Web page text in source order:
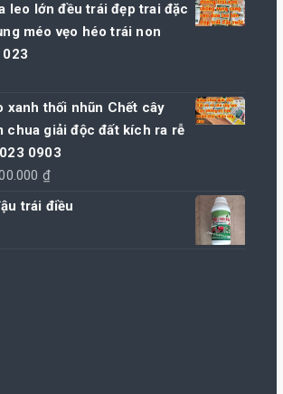
₫.
tại
là:
leo lớn đều trái đẹp trai đặc
méo vẹo héo trái non
023
xanh thối nhũn Chết cây
chua giải độc đất kích ra rễ
0903
₫Khoảng
giá:
trái điều